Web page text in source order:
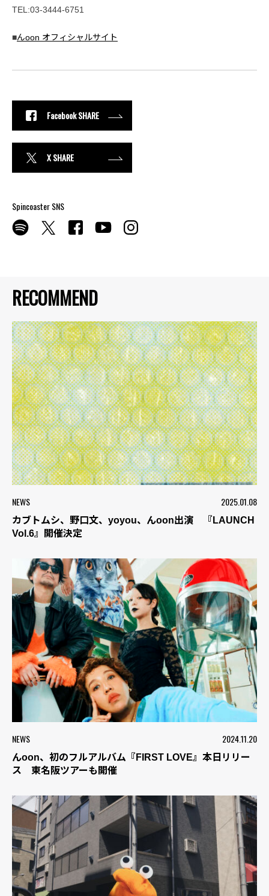
RECOMMEND
NEWS 2025.01.08
カブトムシ、野口文、yoyou、んoon出演 『LAUNCH
Vol.6』開催決定
NEWS 2024.11.20
んoon、初のフルアルバム『FIRST LOVE』本日リリー
ス 東名阪ツアーも開催
TEL:03-3444-6751
■んoon オフィシャルサイト
Facebook SHARE
X SHARE
Spincoaster SNS